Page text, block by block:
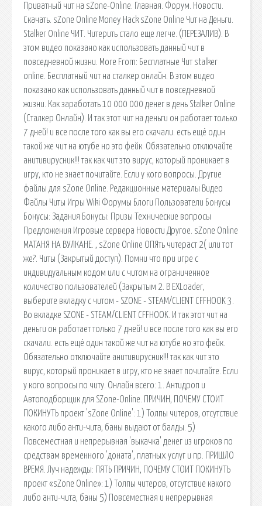
Приватный чит на sZone-Online. Главная. Форум. Новости.
Скачать. sZone Online Money Hack sZone Online Чит на Деньги.
Stalker Online ЧИТ. Читерить стало еще легче. (ПЕРЕЗАЛИВ). В
этом видео показано как использовать данный чит в
повседневной жизни. More From: Бесплатные Чит stalker
online. Бесплатный чит на сталкер онлайн. В этом видео
показано как использовать данный чит в повседневной
жизни. Как заработать 10 000 000 денег в день Stalker Online
(Сталкер Онлайн). И так этот чит на деньги он работает только
7 дней! и все после того как вы его скачали. есть ещё один
такой же чит на ютубе но это фейк. Обязательно отключайте
анитивирусник!!! так как чит это вирус, который проникает в
игру, кто не знает почитайте. Если у кого вопросы. Другие
файлы для sZone Online. Редакционные материалы Видео
Файлы Читы Игры Wiki Форумы Блоги Пользователи Бонусы
Бонусы: Задания Бонусы: Призы Технические вопросы
Предложения Игровые сервера Новости Другое. sZone Online
МАТАНЯ НА ВУЛКАНЕ. , sZone Online ОПЯть читераст 2( или тот
же?. Читы (Закрытый доступ). Помни что при игре с
индивидуальным кодом или с читом на ограниченное
количество пользователей (Закрытым 2. В EXLoader,
выберите вкладку с читом - SZONE - STEAM/CLIENT CFFHOOK 3.
Во вкладке SZONE - STEAM/CLIENT CFFHOOK. И так этот чит на
деньги он работает только 7 дней! и все после того как вы его
скачали. есть ещё один такой же чит на ютубе но это фейк.
Обязательно отключайте анитивирусник!!! так как чит это
вирус, который проникает в игру, кто не знает почитайте. Если
у кого вопросы по читу. Онлайн всего: 1. Антидроп и
Автоподборщик для SZone-Online. ПРИЧИН, ПОЧЕМУ СТОИТ
ПОКИНУТЬ проект 'sZone Online': 1) Толпы читеров, отсутствие
какого либо анти-чита, баны выдают от балды. 5)
Повсеместная и непрерывная 'выкачка' денег из игроков по
средствам временного 'доната', платных услуг и пр. ПРИШЛО
ВРЕМЯ. Луч надежды: ПЯТЬ ПРИЧИН, ПОЧЕМУ СТОИТ ПОКИНУТЬ
проект «sZone Online»: 1) Толпы читеров, отсутствие какого
либо анти-чита, баны 5) Повсеместная и непрерывная